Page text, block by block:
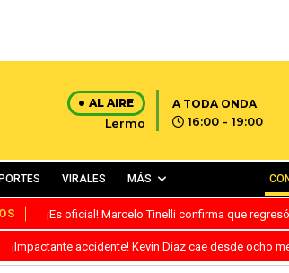
AL AIRE
Lermo
A TODA ONDA
16:00 - 19:00
VIRALES MÁS
¡Es oficial! Marcelo Tinelli confirma que
¡Impactante accidente! Kevin Díaz cae desde ocho